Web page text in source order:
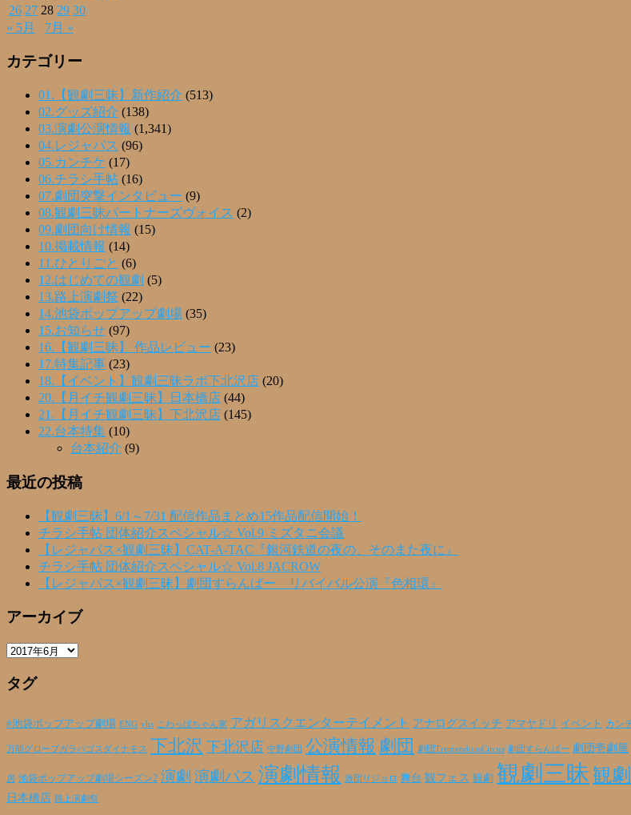
26 27 28 29 30
« 5月
7月 »
カテゴリー
01.【観劇三昧】新作紹介 (513)
02.グッズ紹介 (138)
03.演劇公演情報 (1,341)
04.レジャパス (96)
05.カンチケ (17)
06.チラシ手帖 (16)
07.劇団突撃インタビュー (9)
08.観劇三昧パートナーズヴォイス (2)
09.劇団向け情報 (15)
10.掲載情報 (14)
11.ひとりごと (6)
12.はじめての観劇 (5)
13.路上演劇祭 (22)
14.池袋ポップアップ劇場 (35)
15.お知らせ (97)
16.【観劇三昧】 作品レビュー (23)
17.特集記事 (23)
18.【イベント】観劇三昧ラボ下北沢店 (20)
20.【月イチ観劇三昧】日本橋店 (44)
21.【月イチ観劇三昧】下北沢店 (145)
22.台本特集 (10)
台本紹介 (9)
最近の投稿
【観劇三昧】6/1～7/31 配信作品まとめ15作品配信開始！
チラシ手帖 団体紹介スペシャル☆ Vol.9 ミズタニ会議
【レジャパス×観劇三昧】CAT-A-TAC『銀河鉄道の夜の、そのまた夜に』
チラシ手帖 団体紹介スペシャル☆ Vol.8 JACROW
【レジャパス×観劇三昧】劇団すらんばー リバイバル公演『色相環』
アーカイブ
ア
カ
ブ
タグ
#池袋ポップアップ劇場 ENG yhs こわっぱちゃん家 アガリスクエンターテイメント アナログスイッチ アマヤドリ イベント カン
万能グローブガラパゴスダイナモス 下北沢 下北沢店 中野劇団 公演情報 劇団 劇団TremendousCircus 劇団すらんばー 劇団壱劇屋
房 池袋ポップアップ劇場シーズン2 演劇 演劇パス 演劇情報 激団リジョロ 舞台 観フェス 観劇 観劇三昧観
日本橋店 路上演劇祭